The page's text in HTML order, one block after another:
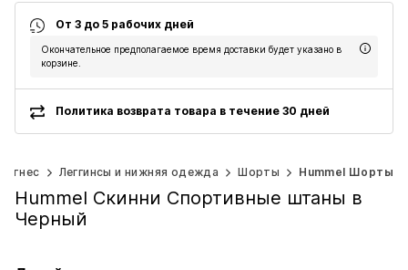
От 3 до 5 рабочих дней
Окончательное предполагаемое время доставки будет указано в
корзине.
Политика возврата товара в течение 30 дней
Леггинсы и нижняя одежда Шорты Hummel Шорты
Hummel Скинни Спортивные штаны в
Черный